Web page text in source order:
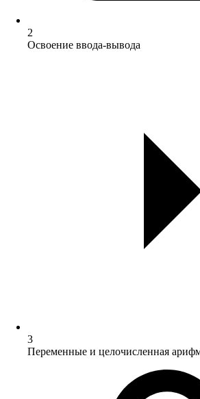
2
Освоение ввода-вывода
3
Переменные и целочисленная